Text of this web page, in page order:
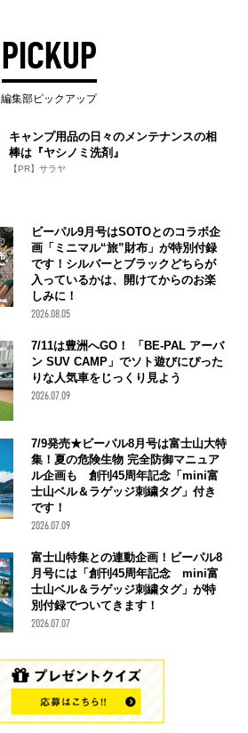
PICKUP
編集部ピックアップ
キャンプ用品の日々のメンテナンスの相
棒は『ヤシノミ洗剤』
【PR】サラヤ
ビーパル9月号はSOTOとのコラボ企
画「ミニマル“旅”財布」が特別付録
です！シルバーとブラックどちらが
入っているかは、開けてからのお楽
しみに！
2026.08.05
7/11は豊洲へGO！ 「BE-PAL アーバ
ン SUV CAMP」でソト遊びにぴった
りな人気車をじっくり見よう
2026.07.09
7/9発売★ビーパル8月号は富士山大特
集！夏の危険生物 完全防御マニュア
ル企画も 創刊45周年記念「mini富
士山ベル＆ラゲッジ刺繍タグ」付き
です！
2026.07.09
富士山特集との連動企画！ビーパル8
月号には「創刊45周年記念 mini富
士山ベル＆ラゲッジ刺繍タグ」が特
別付録でついてきます！
2026.07.07